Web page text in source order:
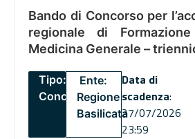
Bando di Concorso per
regionale di
Medicina Generale –
Tipo:
Concorsi
Ente:
Regione
Basilicata
Data di
scadenza:
27/07/2026
23:59